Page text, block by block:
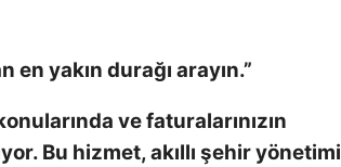
yakın durağı arayın.”
ve faturalarınızın
Bu hizmet, akıllı şehir yönetimi